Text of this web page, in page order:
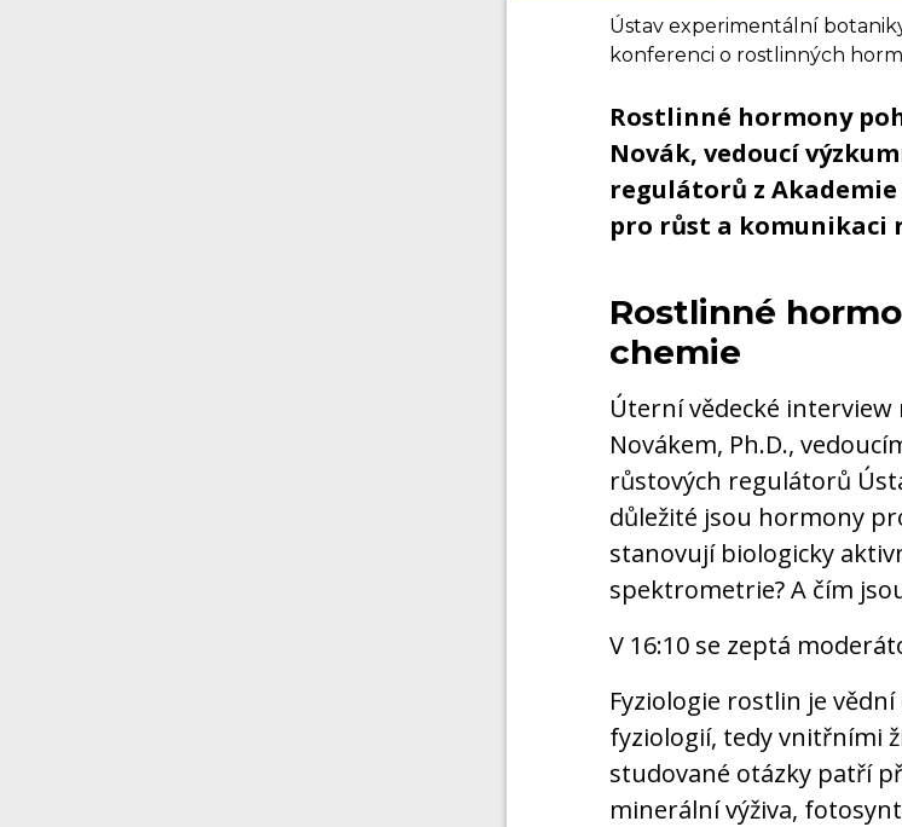
Ústav experimentální
konferenci o rostlinných
Rostlinné hormony
Novák, vedoucí
regulátorů z
pro růst a komunikaci
Rostlinné
chemie
Úterní vědecké
Novákem, Ph.D.,
růstových regulátorů
důležité jsou hormony
stanovují biologicky
spektrometrie? A čím
V 16:10 se zeptá
Fyziologie rostlin je
fyziologií, tedy vnitřními
studované otázky patří
minerální výživa,